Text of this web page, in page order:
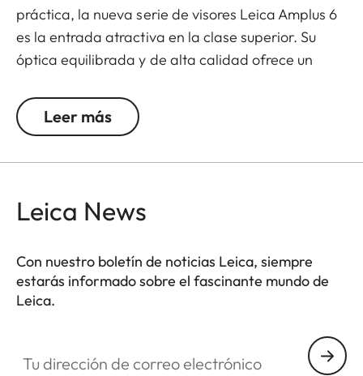
práctica, la nueva serie de visores Leica Amplus 6
es la entrada atractiva en la clase superior. Su
óptica equilibrada y de alta calidad ofrece un
6x, una gran pupila de salida y un amplio campo
de visión. Su diseño robusto hace que el Leica
calidad de los elementos funcionales garantiza un
Leer más
Leica News
Con nuestro boletín de noticias Leica, siempre
estarás informado sobre el fascinante mundo de
Leica.